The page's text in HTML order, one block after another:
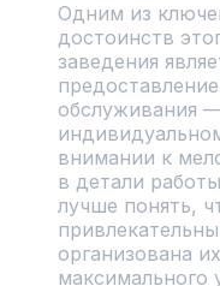
Одним из
достоинств
заведения
обслуживания
внимании к
в детали
лучше понять,
организована
максимального